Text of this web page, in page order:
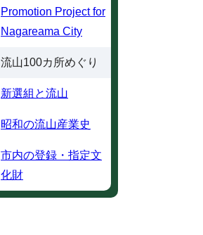
Promotion Project for
Nagareama City
流山100カ所めぐり
新選組と流山
昭和の流山産業史
市内の登録・指定文
化財